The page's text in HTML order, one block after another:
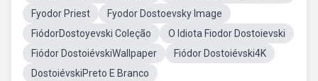
Fyodor Priest
Fyodor Dostoevsky Image
FiódorDostoyevski Coleção
O Idiota Fiodor Dostoievski
Fiódor DostoiévskiWallpaper
Fiódor Dostoiévski4K
DostoiévskiPreto E Branco